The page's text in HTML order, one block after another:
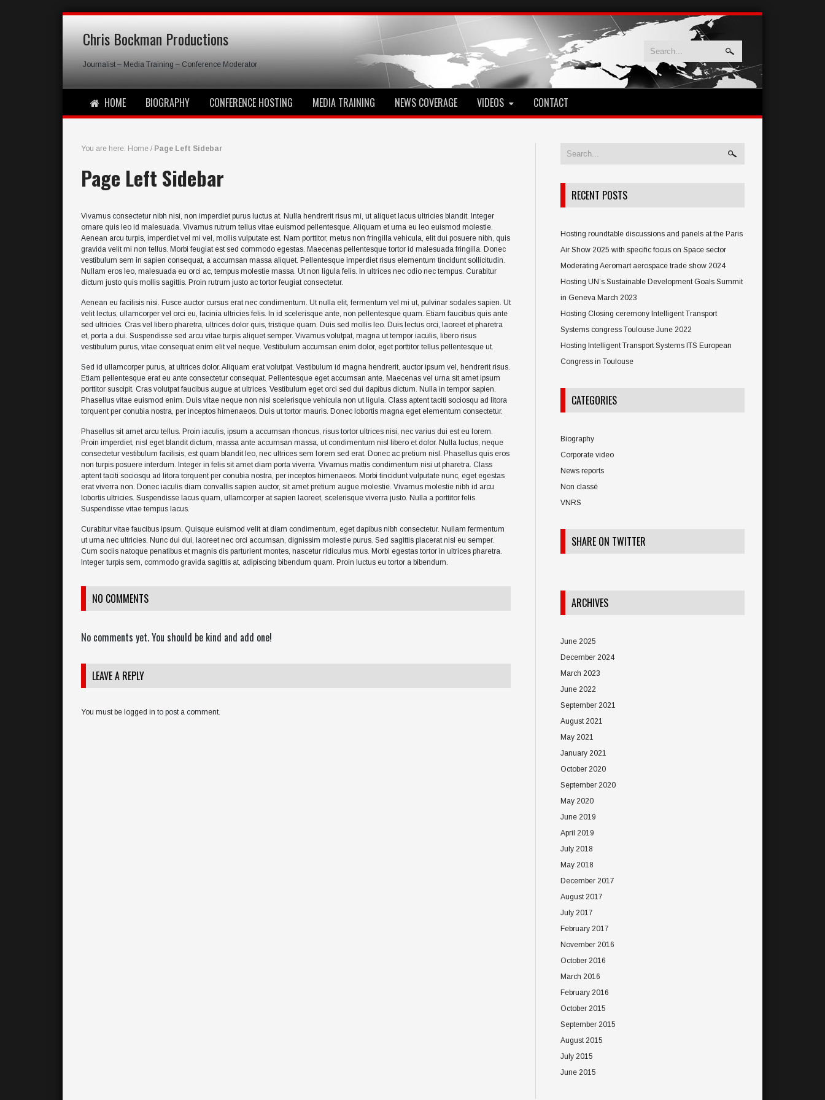
Chris Bockman Productions
Journalist – Media Training – Conference Moderator
HOME BIOGRAPHY CONFERENCE HOSTING MEDIA TRAINING NEWS COVERAGE VIDEOS CONTACT
You are here: Home / Page Left Sidebar
Page Left Sidebar
Vivamus consectetur nibh nisi, non imperdiet purus luctus at. Nulla hendrerit risus mi, ut aliquet lacus ultricies blandit. Integer
ornare quis leo id malesuada. Vivamus rutrum tellus vitae euismod pellentesque. Aliquam et urna eu leo euismod molestie.
Aenean arcu turpis, imperdiet vel mi vel, mollis vulputate est. Nam porttitor, metus non fringilla vehicula, elit dui posuere nibh, quis
gravida velit mi non tellus. Morbi feugiat est sed commodo egestas. Maecenas pellentesque tortor id malesuada fringilla. Donec
vestibulum sem in sapien consequat, a accumsan massa aliquet. Pellentesque imperdiet risus elementum tincidunt sollicitudin.
Nullam eros leo, malesuada eu orci ac, tempus molestie massa. Ut non ligula felis. In ultrices nec odio nec tempus. Curabitur
dictum justo quis mollis sagittis. Proin rutrum justo ac tortor feugiat consectetur.
Aenean eu facilisis nisi. Fusce auctor cursus erat nec condimentum. Ut nulla elit, fermentum vel mi ut, pulvinar sodales sapien. Ut
velit lectus, ullamcorper vel orci eu, lacinia ultricies felis. In id scelerisque ante, non pellentesque quam. Etiam faucibus quis ante
sed ultricies. Cras vel libero pharetra, ultrices dolor quis, tristique quam. Duis sed mollis leo. Duis lectus orci, laoreet et pharetra
et, porta a dui. Suspendisse sed arcu vitae turpis aliquet semper. Vivamus volutpat, magna ut tempor iaculis, libero risus
vestibulum purus, vitae consequat enim elit vel neque. Vestibulum accumsan enim dolor, eget porttitor tellus pellentesque ut.
Sed id ullamcorper purus, at ultrices dolor. Aliquam erat volutpat. Vestibulum id magna hendrerit, auctor ipsum vel, hendrerit risus.
Etiam pellentesque erat eu ante consectetur consequat. Pellentesque eget accumsan ante. Maecenas vel urna sit amet ipsum
porttitor suscipit. Cras volutpat faucibus augue at ultrices. Vestibulum eget orci sed dui dapibus dictum. Nulla in tempor sapien.
Phasellus vitae euismod enim. Duis vitae neque non nisi scelerisque vehicula non ut ligula. Class aptent taciti sociosqu ad litora
torquent per conubia nostra, per inceptos himenaeos. Duis ut tortor mauris. Donec lobortis magna eget elementum consectetur.
Phasellus sit amet arcu tellus. Proin iaculis, ipsum a accumsan rhoncus, risus tortor ultrices nisi, nec varius dui est eu lorem.
Proin imperdiet, nisl eget blandit dictum, massa ante accumsan massa, ut condimentum nisl libero et dolor. Nulla luctus, neque
consectetur vestibulum facilisis, est quam blandit leo, nec ultrices sem lorem sed erat. Donec ac pretium nisl. Phasellus quis eros
non turpis posuere interdum. Integer in felis sit amet diam porta viverra. Vivamus mattis condimentum nisi ut pharetra. Class
aptent taciti sociosqu ad litora torquent per conubia nostra, per inceptos himenaeos. Morbi tincidunt vulputate nunc, eget egestas
erat viverra non. Donec iaculis diam convallis sapien auctor, sit amet pretium augue molestie. Vivamus molestie nibh id arcu
lobortis ultricies. Suspendisse lacus quam, ullamcorper at sapien laoreet, scelerisque viverra justo. Nulla a porttitor felis.
Suspendisse vitae tempus lacus.
Curabitur vitae faucibus ipsum. Quisque euismod velit at diam condimentum, eget dapibus nibh consectetur. Nullam fermentum
ut urna nec ultricies. Nunc dui dui, laoreet nec orci accumsan, dignissim molestie purus. Sed sagittis placerat nisl eu semper.
Cum sociis natoque penatibus et magnis dis parturient montes, nascetur ridiculus mus. Morbi egestas tortor in ultrices pharetra.
Integer turpis sem, commodo gravida sagittis at, adipiscing bibendum quam. Proin luctus eu tortor a bibendum.
NO COMMENTS
No comments yet. You should be kind and add one!
LEAVE A REPLY
You must be logged in to post a comment.
RECENT POSTS
Hosting roundtable discussions and panels at the Paris
Air Show 2025 with specific focus on Space sector
Moderating Aeromart aerospace trade show 2024
Hosting UN’s Sustainable Development Goals Summit
in Geneva March 2023
Hosting Closing ceremony Intelligent Transport
Systems congress Toulouse June 2022
Hosting Intelligent Transport Systems ITS European
Congress in Toulouse
CATEGORIES
Biography
Corporate video
News reports
Non classé
VNRS
SHARE ON TWITTER
ARCHIVES
June 2025
December 2024
March 2023
June 2022
September 2021
August 2021
May 2021
January 2021
October 2020
September 2020
May 2020
June 2019
April 2019
July 2018
May 2018
December 2017
August 2017
July 2017
February 2017
November 2016
October 2016
March 2016
February 2016
October 2015
September 2015
August 2015
July 2015
June 2015